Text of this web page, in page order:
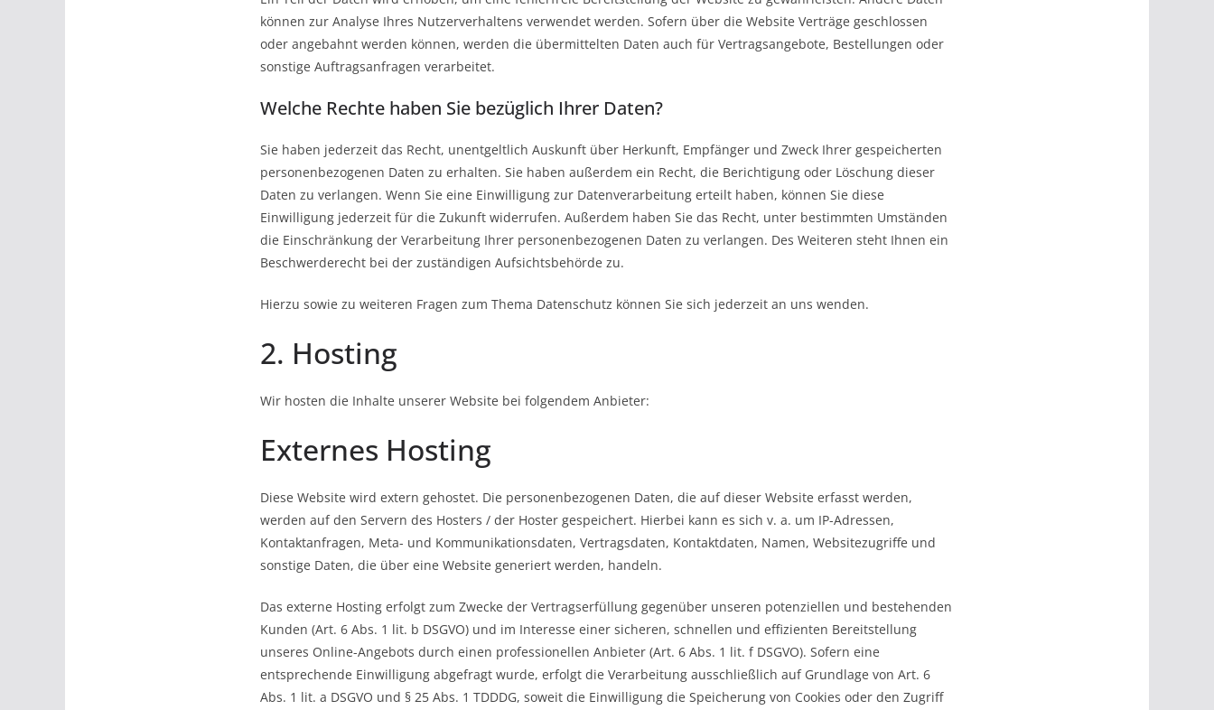
können zur Analyse Ihres Nutzerverhaltens verwendet werden. Sofern über die Website Verträge geschlossen
oder angebahnt werden können, werden die übermittelten Daten auch für Vertragsangebote, Bestellungen oder
sonstige Auftragsanfragen verarbeitet.
Welche Rechte haben Sie bezüglich Ihrer Daten?
Sie haben jederzeit das Recht, unentgeltlich Auskunft über Herkunft, Empfänger und Zweck Ihrer gespeicherten
personenbezogenen Daten zu erhalten. Sie haben außerdem ein Recht, die Berichtigung oder Löschung dieser
Daten zu verlangen. Wenn Sie eine Einwilligung zur Datenverarbeitung erteilt haben, können Sie diese
Einwilligung jederzeit für die Zukunft widerrufen. Außerdem haben Sie das Recht, unter bestimmten Umständen
die Einschränkung der Verarbeitung Ihrer personenbezogenen Daten zu verlangen. Des Weiteren steht Ihnen ein
Beschwerderecht bei der zuständigen Aufsichtsbehörde zu.
Hierzu sowie zu weiteren Fragen zum Thema Datenschutz können Sie sich jederzeit an uns wenden.
2. Hosting
Wir hosten die Inhalte unserer Website bei folgendem Anbieter:
Externes Hosting
Diese Website wird extern gehostet. Die personenbezogenen Daten, die auf dieser Website erfasst werden,
werden auf den Servern des Hosters / der Hoster gespeichert. Hierbei kann es sich v. a. um IP-Adressen,
Kontaktanfragen, Meta- und Kommunikationsdaten, Vertragsdaten, Kontaktdaten, Namen, Websitezugriffe und
sonstige Daten, die über eine Website generiert werden, handeln.
Das externe Hosting erfolgt zum Zwecke der Vertragserfüllung gegenüber unseren potenziellen und bestehenden
Kunden (Art. 6 Abs. 1 lit. b DSGVO) und im Interesse einer sicheren, schnellen und effizienten Bereitstellung
unseres Online-Angebots durch einen professionellen Anbieter (Art. 6 Abs. 1 lit. f DSGVO). Sofern eine
entsprechende Einwilligung abgefragt wurde, erfolgt die Verarbeitung ausschließlich auf Grundlage von Art. 6
Abs. 1 lit. a DSGVO und § 25 Abs. 1 TDDDG, soweit die Einwilligung die Speicherung von Cookies oder den Zugriff